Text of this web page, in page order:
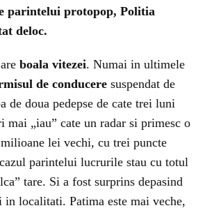
parintelui protopop, Politia
deloc.
boala vitezei. Numai in ultimele
de conducere suspendat de
de doua pedepse de cate trei luni
„iau” cate un radar si primesc o
lei vechi, cu trei puncte
parintelui lucrurile stau cu totul
tare. Si a fost surprins depasind
in localitati. Patima este mai veche,